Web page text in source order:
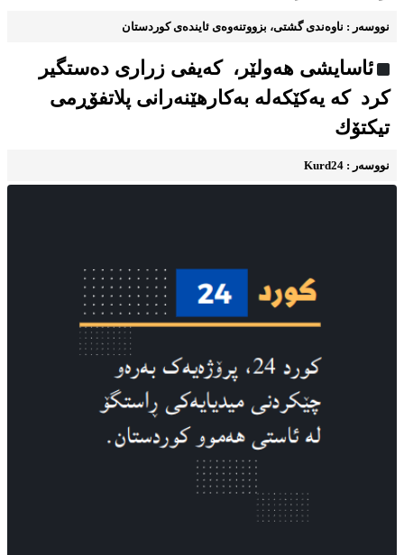
نووسه‌ر : ناوه‌ندی گشتی، بزووتنه‌وه‌ی ئاینده‌ی کوردستان
ئاسایشی هه‌ولێر، كه‌یفی زراری دەستگیر
کرد کە یه‌كێكەله‌ به‌كارهێنه‌رانی پلاتفۆڕمی
تیكتۆك
نووسه‌ر : Kurd24